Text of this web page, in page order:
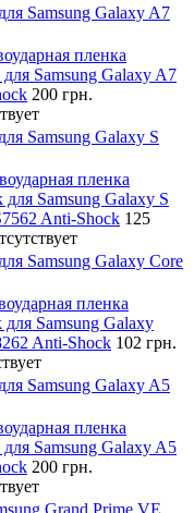
Samsung Galaxy A7
пленка
Samsung Galaxy A7
200 грн.
Samsung Galaxy S
пленка
для Samsung Galaxy S
Anti-Shock 125
Samsung Galaxy Core
пленка
для Samsung Galaxy
Anti-Shock 102 грн.
Samsung Galaxy A5
пленка
Samsung Galaxy A5
200 грн.
Grand Prime VE